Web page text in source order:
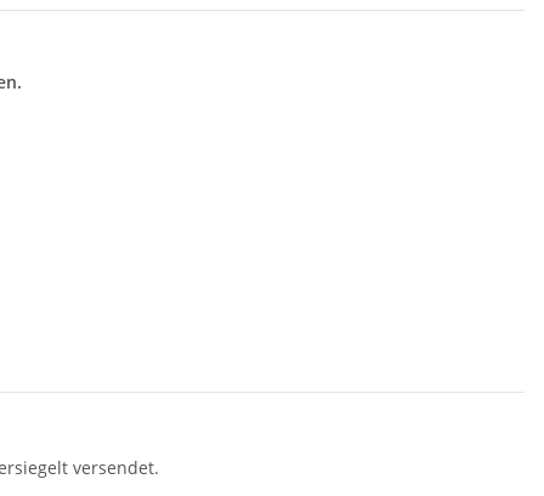
versendet.